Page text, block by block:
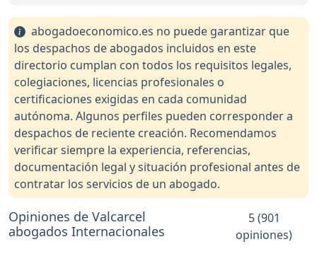
abogadoeconomico.es no puede garantizar que
los despachos de abogados incluidos en este
directorio cumplan con todos los requisitos legales,
colegiaciones, licencias profesionales o
certificaciones exigidas en cada comunidad
autónoma. Algunos perfiles pueden corresponder a
despachos de reciente creación. Recomendamos
verificar siempre la experiencia, referencias,
documentación legal y situación profesional antes de
contratar los servicios de un abogado.
Opiniones de Valcarcel
abogados Internacionales
5 (901
opiniones)